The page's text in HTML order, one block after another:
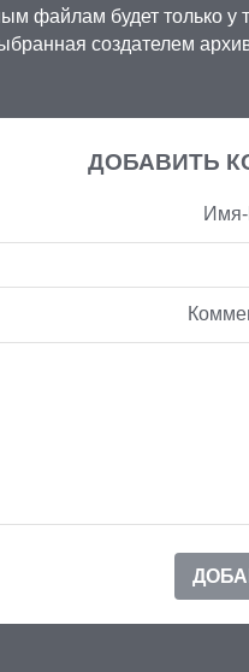
файлам будет только у
создателем
ДОБАВИТЬ